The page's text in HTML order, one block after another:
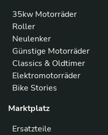
35kw Motorräder
Roller
Neulenker
Günstige Motorräder
Classics & Oldtimer
Elektromotorräder
Bike Stories
Marktplatz
Ersatzteile